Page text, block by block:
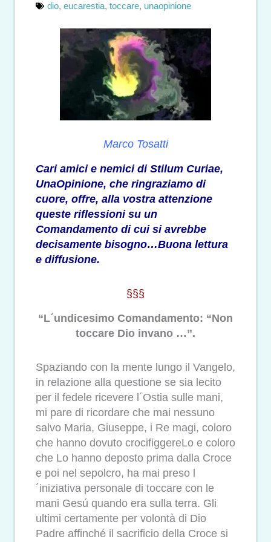
dio, eucarestia, toccare, unaopinione
Marco Tosatti
Cari amici e nemici di Stilum Curiae,
UnaOpinione, che ringraziamo di
cuore, offre, alla vostra attenzione
queste riflessioni su un
Comandamento di cui si avrebbe
decisamente bisogno…Buona lettura
e diffusione.
§§§
“L´undicesimo Comandamento: “Non
toccare Dio invano …”.
Spaziando con la mente lungo il Vangelo,
in relazione alla questione se sia lecito
per il fedele ricevere l´Ostia sulle mani,
mi pare di ricordare che mai nessuno
salvo Maria, Giuseppe, i Re magi, coloro
che hanno dovuto crocifiggereLo e coloro
che Lo hanno deposto prima dalla Croce
e poi nel sepolcro, ha mai preso l
´iniziativa personale di toccare con le
mani Gesú quando era sulla terra. Gli
ultimi certamente per volontà di Dio
Padre affinché il sacrificio della Croce si